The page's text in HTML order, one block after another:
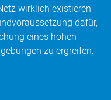
wirklich existieren
dafür,
eines hohen
zu ergreifen.